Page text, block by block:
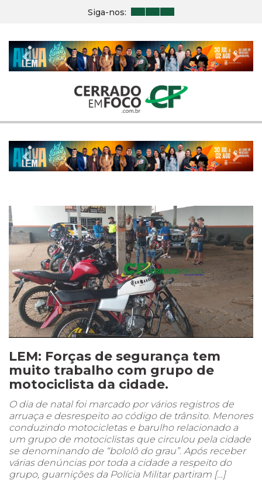
Siga-nos:
Previous Next
Previous Next
LEM: Forças de segurança tem
muito trabalho com grupo de
motociclista da cidade.
O dia de natal foi marcado por vários registros de
arruaça e desrespeito ao código de trânsito. Menores
conduzindo motocicletas e barulho relacionado a
um grupo de motociclistas que circulou pela cidade
se denominando de “bololô do grau”. Após receber
várias denúncias por toda a cidade a respeito do
grupo, guarnições da Polícia Militar partiram […]